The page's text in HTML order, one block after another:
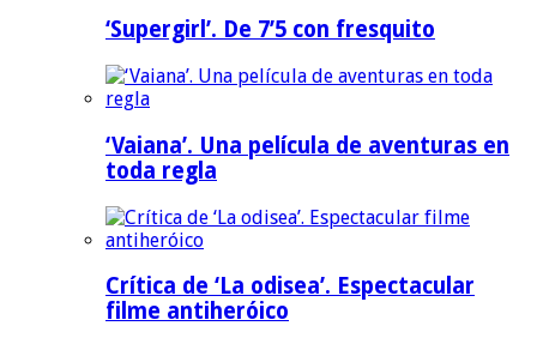
‘Supergirl’. De 7’5 con fresquito
‘Vaiana’. Una película de aventuras en
toda regla
Crítica de ‘La odisea’. Espectacular
filme antiheróico